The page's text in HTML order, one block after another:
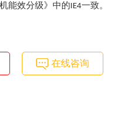
能效分级》中的IE4一致。
在线咨询